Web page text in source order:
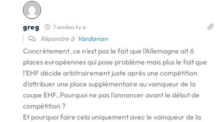
greg 7 années il y a
Répondre à Vardarian
Concrètement, ce n’est pas le fait que l’Allemagne ait 6
places européennes qui pose problème mais plus le fait que
l’EHF décide arbitrairement juste après une compétition
d’attribuer une place supplémentaire au vainqueur de la
coupe EHF..Pourquoi ne pas l’annoncer avant le début de
compétition ?
Et pourquoi faire cela uniquement avec le vainqueur de la